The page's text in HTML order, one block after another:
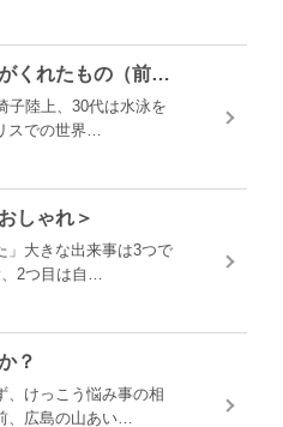
アテネパラリンピックがくれたもの（前半）
陸上、30代は水泳を
スでの世界…
しゃれ＞
大きな出来事は3つで
2つ目は自…
？
けっこう悩み事の相
広島の山あい…